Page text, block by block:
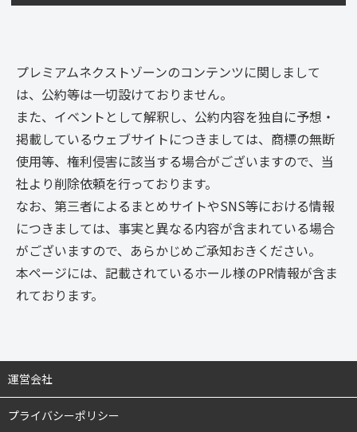
プレミアムネクストゾーンのコンテンツに関しまして
は、公約等は一切設けておりません。
また、イベントとして解釈し、公約内容を独自に予想・
掲載しているウェブサイトにつきましては、商標の無断
使用等、権利侵害に該当する場合がございますので、当
社より削除依頼を行っております。
なお、第三者によるまとめサイトやSNS等における情報
につきましては、事実と異なる内容が含まれている場合
がございますので、あらかじめご承知おきください。
本ページには、記載されているホール様のPR情報が含ま
れております。
運営会社
プライバシーポリシー